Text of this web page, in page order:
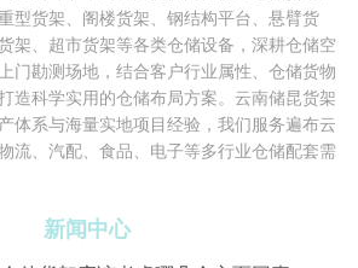
型货架、阁楼货架、钢结构平台、悬臂货
架、超市货架等各类仓储设备，深耕仓储空
门勘测场地，结合客户行业属性、仓储货物
造科学实用的仓储布局方案。云南储昆货架
体系与海量实地项目经验，我们服务遍布云
流、汽配、食品、电子等多行业仓储配套需
新闻中心